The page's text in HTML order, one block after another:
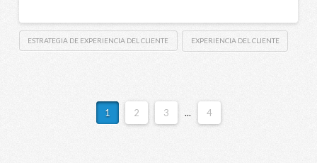
ESTRATEGIA DE EXPERIENCIA DEL CLIENTE EXPERIENCIA DEL CLIENTE
1 2 3 ... 4